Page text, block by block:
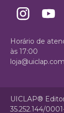
Horário de
às 17:00
loja@uiclap.com
UICLAP®
35.252.144/